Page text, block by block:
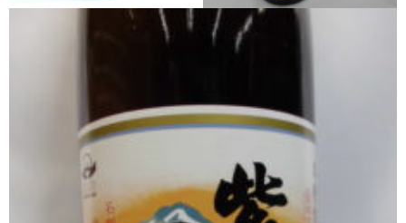
本坊酒造
小正醸造